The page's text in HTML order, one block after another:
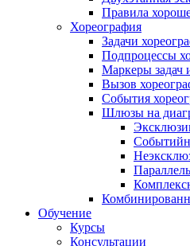
Правила
Хореография
Задачи
Подпроцессы
Маркеры задач
Вызов
События
Шлюзы на
Обучение
Курсы
Консультации